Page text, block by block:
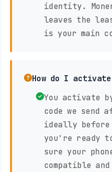
identity.
leaves the
is your main
How do I
You activate
code we send
ideally
you're ready
sure your
compatible